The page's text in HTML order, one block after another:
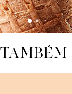
TAMBÉM